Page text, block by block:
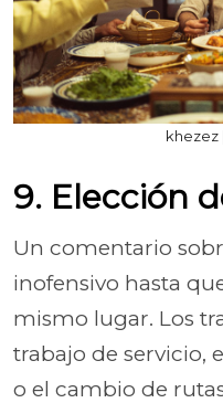
9. Elección
Un comentario
inofensivo hasta
mismo lugar. Los
trabajo de servicio,
o el cambio de